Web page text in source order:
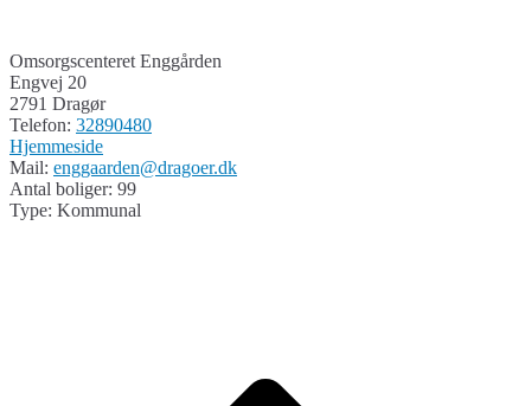
Omsorgscenteret Enggården
Engvej 20
2791 Dragør
Telefon: 32890480
Hjemmeside
Mail: enggaarden@dragoer.dk
Antal boliger: 99
Type: Kommunal